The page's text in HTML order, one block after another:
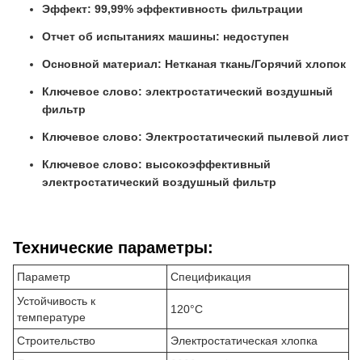
Эффект: 99,99% эффективность фильтрации
Отчет об испытаниях машины: недоступен
Основной материал: Нетканая ткань/Горячий хлопок
Ключевое слово: электростатический воздушный
фильтр
Ключевое слово: Электростатический пылевой лист
Ключевое слово: высокоэффективный
электростатический воздушный фильтр
Технические параметры:
Параметр
Спецификация
Устойчивость к
температуре
120°С
Строительство
Электростатическая хлопка